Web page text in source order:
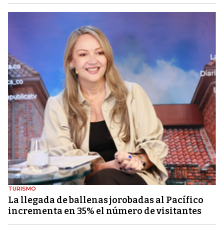
TURISMO
La llegada de ballenas jorobadas al Pacífico
incrementa en 35% el número de visitantes